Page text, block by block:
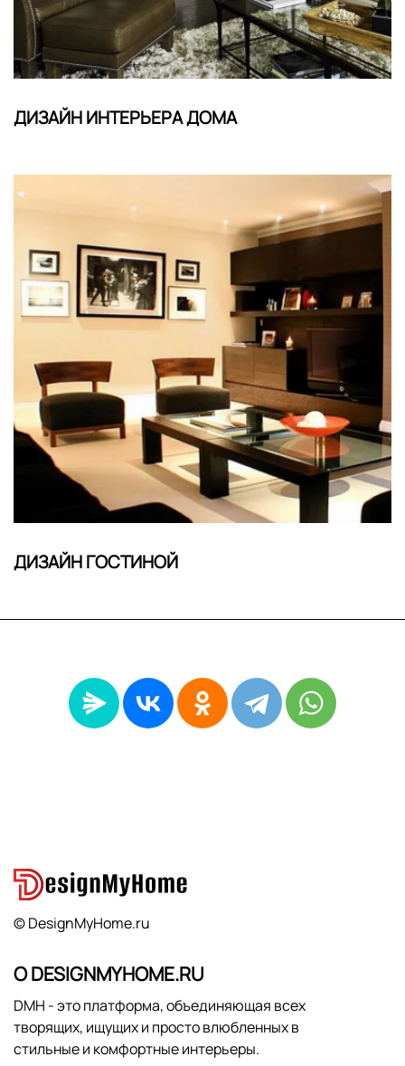
ДИЗАЙН ИНТЕРЬЕРА ДОМА
ДИЗАЙН ГОСТИНОЙ
© DesignMyHome.ru
О DESIGNMYHOME.RU
DMH - это платформа, объединяющая всех
творящих, ищущих и просто влюбленных в
стильные и комфортные интерьеры.